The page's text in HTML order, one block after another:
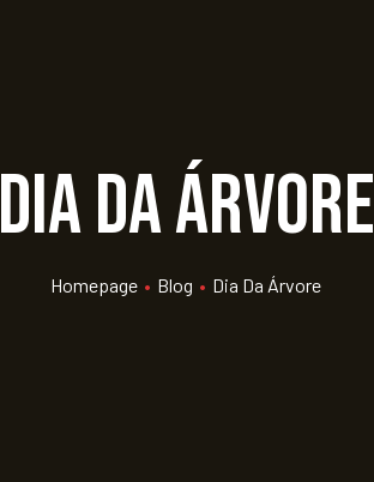
Dia da Árvore
Homepage • Blog • Dia Da Árvore